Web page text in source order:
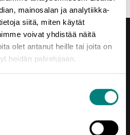
mainosalan ja analytiikka-
siitä, miten käytät
voivat yhdistää näitä
olet antanut heille tai joita on
heidän palvelujaan.